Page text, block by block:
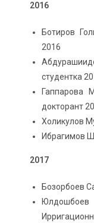
2016
Ботиров
2016
студентка
Гаппарова
докторант
Холикулов
Ибрагимов
2017
Бозорбоев